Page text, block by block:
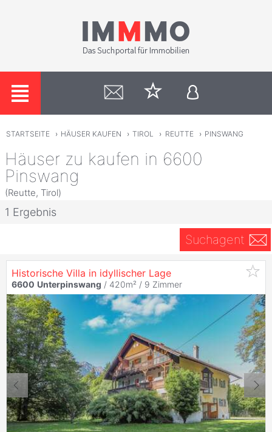
STARTSEITE › HÄUSER KAUFEN › TIROL › REUTTE › PINSWANG
Häuser zu kaufen in 6600
Pinswang
(Reutte, Tirol)
1 Ergebnis
Suchagent
Historische Villa in idyllischer Lage
6600 Unterpinswang / 420m² / 9 Zimmer